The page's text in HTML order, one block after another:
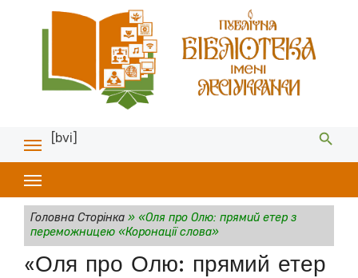
[bvi]
Головна Сторінка» «Оля про Олю: прямий етер з
переможницею «Коронації слова»
«Оля про Олю: прямий етер